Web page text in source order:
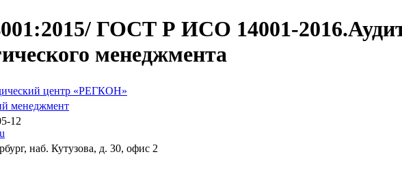
ГОСТ Р ИСО 14001-
менеджмента
центр «РЕГКОН»
менеджмент
12
наб. Кутузова, д. 30, офис 2